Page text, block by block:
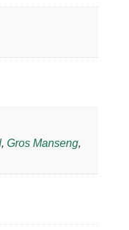
, Gros Manseng,